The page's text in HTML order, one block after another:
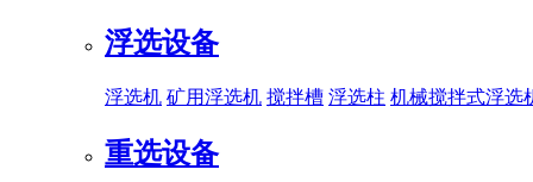
浮选设备
浮选机 矿用浮选机 搅拌槽 浮选柱 机械搅拌式浮选
重选设备